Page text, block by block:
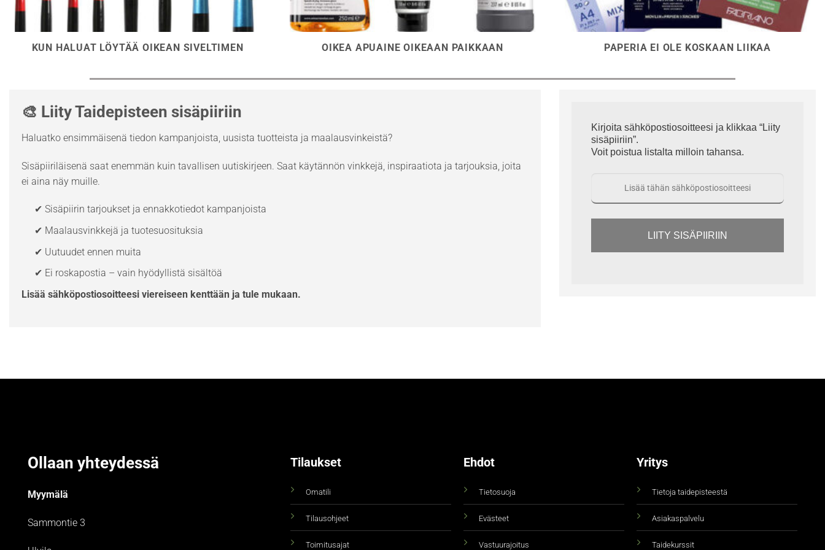
KUN HALUAT LÖYTÄÄ OIKEAN SIVELTIMEN OIKEA APUAINE OIKEAAN PAIKKAAN PAPERIA EI OLE KOSKAAN LIIKAA
🎨 Liity Taidepisteen sisäpiiriin
Haluatko ensimmäisenä tiedon kampanjoista, uusista tuotteista ja maalausvinkeistä?
Sisäpiiriläisenä saat enemmän kuin tavallisen uutiskirjeen. Saat käytännön vinkkejä, inspiraatiota ja tarjouksia, joita
ei aina näy muille.
✔ Sisäpiirin tarjoukset ja ennakkotiedot kampanjoista
✔ Maalausvinkkejä ja tuotesuosituksia
✔ Uutuudet ennen muita
✔ Ei roskapostia – vain hyödyllistä sisältöä
Lisää sähköpostiosoitteesi viereiseen kenttään ja tule mukaan.
Kirjoita sähköpostiosoitteesi ja klikkaa “Liity
sisäpiiriin”.
Voit poistua listalta milloin tahansa.
LIITY SISÄPIIRIIN
Ollaan yhteydessä
Myymälä
Sammontie 3
Tilaukset
Omatili
Tilausohjeet
Toimitusajat
Ehdot
Tietosuoja
Evästeet
Vastuurajoitus
Yritys
Tietoja taidepisteestä
Asiakaspalvelu
Taidekurssit